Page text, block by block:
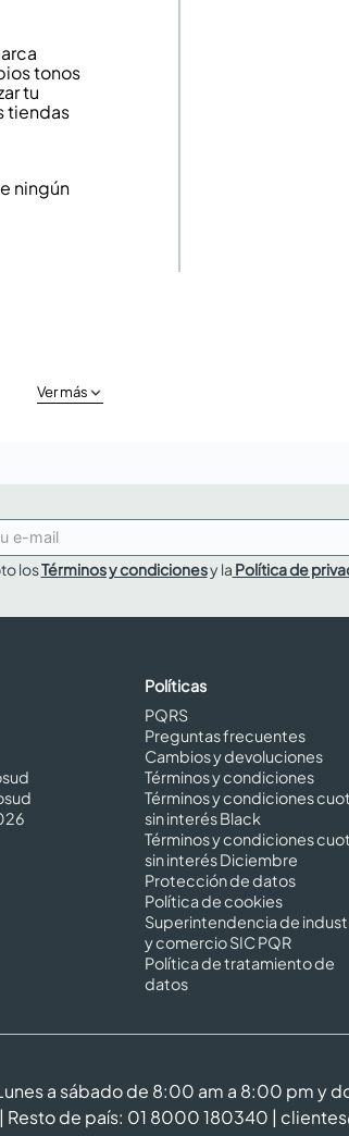
tonos
tu
tiendas
ningún
Ver más
losTérminos y condicionesy la Política de
Políticas
PQRS
Preguntas frecuentes
Cambios y devoluciones
Términos y condiciones
Términos y condiciones
sin interés Black
Términos y condiciones
sin interés Diciembre
Protección de datos
Política de cookies
Superintendencia de
y comercio SIC PQR
Política de tratamiento de
datos
a sábado de 8:00 am a 8:00 pm y
de país: 01 8000 180340 |